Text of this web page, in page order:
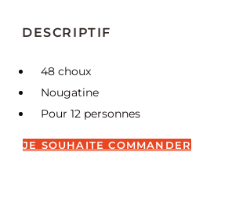
DESCRIPTIF
48 choux
Nougatine
Pour 12 personnes
JE SOUHAITE COMMANDER